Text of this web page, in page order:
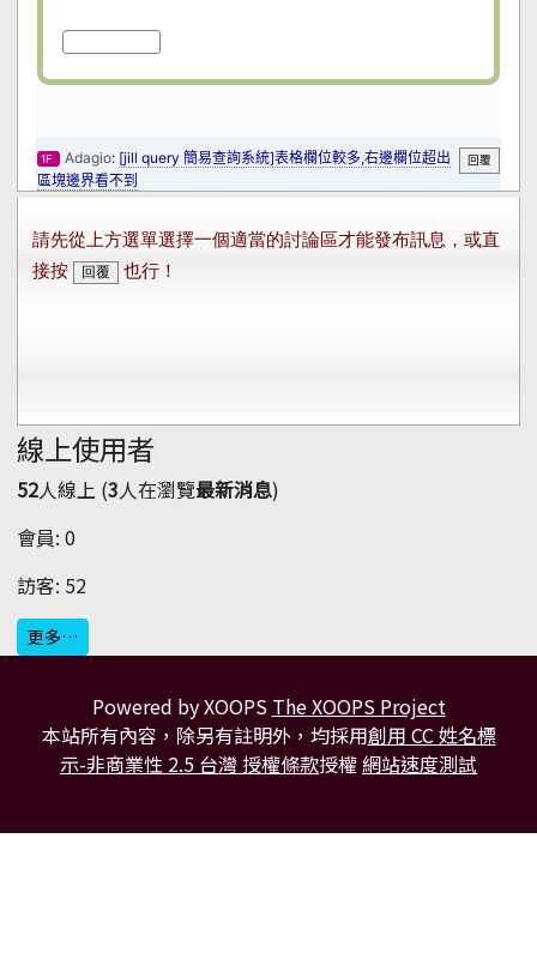
線上使用者
52人線上 (3人在瀏覽最新消息)
會員: 0
訪客: 52
更多…
Powered by XOOPS The XOOPS Project
本站所有內容，除另有註明外，均採用創用 CC 姓名標
示-非商業性 2.5 台灣 授權條款授權網站速度測試